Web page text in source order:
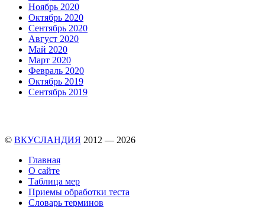
Ноябрь 2020
Октябрь 2020
Сентябрь 2020
Август 2020
Май 2020
Март 2020
Февраль 2020
Октябрь 2019
Сентябрь 2019
© ВКУСЛАНДИЯ 2012 — 2026
Главная
О сайте
Таблица мер
Приемы обработки теста
Словарь терминов